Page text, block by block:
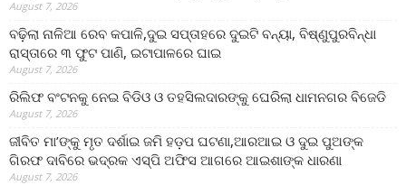
August 7, 2026
ବଢ଼ିଲା ନାଳିଆ ରେବ କପାଳି,ଦୁଇ ସପ୍ତାହରେ ଦୁଇଟି ବନ୍ୟା, ବିଷ୍ଣୁପୁରବିନ୍ଧା
ରାସ୍ତାରେ ୩ ଫୁଟ ପାଣି, ଇଟାପାଳରେ ଘାଇ
August 7, 2026
ରିଲିଫ ବଂଟନକୁ ନେଇ ବିଡିଓ ଓ ତହସିଲଦାରଙ୍କୁ ଘେରିଲା ଧାମନଗର ବିଜେଡି
August 7, 2026
ଜୀବିତ ମା’ଙ୍କୁ ମୃତ ଦର୍ଶାଇ ଜମି ହଡ଼ପ ଘଟଣା,ଆରଆଇ ଓ ଦୁଇ ପୁଅଙ୍କ
ଗିରଫ ଦାବିରେ ଭଦ୍ରକ ଏସ୍‌ପି ଅଫିସ ଆଗରେ ଆଇଶାଙ୍କ ଧାରଣା
August 7, 2026